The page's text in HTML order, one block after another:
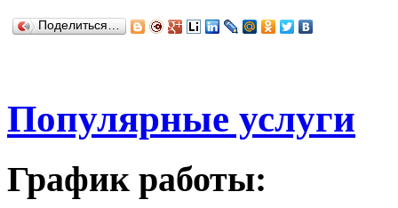
Поделиться…
Популярные услуги
График работы: